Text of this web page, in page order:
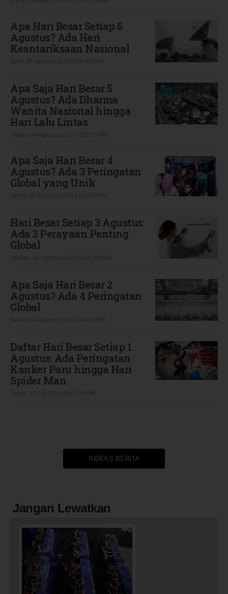
Apa Hari Besar Setiap 6
Agustus? Ada Hari
Keantariksaan Nasional
Apa Saja Hari Besar 5
Agustus? Ada Dharma
Wanita Nasional hingga
Hari Lalu Lintas
Apa Saja Hari Besar 4
Agustus? Ada 3 Peringatan
Global yang Unik
Hari Besar Setiap 3 Agustus:
Ada 3 Perayaan Penting
Global
Apa Saja Hari Besar 2
Agustus? Ada 4 Peringatan
Global
Daftar Hari Besar Setiap 1
Agustus: Ada Peringatan
Kanker Paru hingga Hari
Spider Man
INDEKS BERITA
Jangan Lewatkan